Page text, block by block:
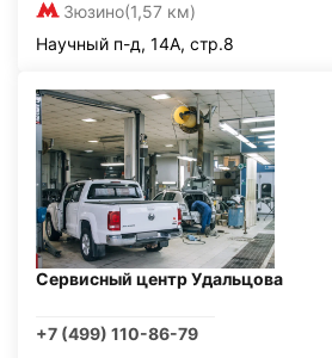
Зюзино(1,57 км)
Научный п-д, 14А, стр.8
Сервисный центр Удальцова
+7 (499) 110-86-79